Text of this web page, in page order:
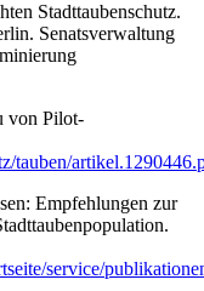
Stadttaubenschutz.
Senatsverwaltung
von Pilot-
tauben/
Empfehlungen zur
service/